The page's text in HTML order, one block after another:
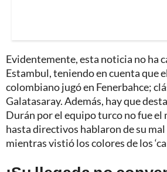
Evidentemente, esta noticia no ha
Estambul, teniendo en cuenta que
colombiano jugó en Fenerbahce;
Galatasaray. Además, hay que
Durán por el equipo turco no fue el
hasta directivos hablaron de su
mientras vistió los colores de los